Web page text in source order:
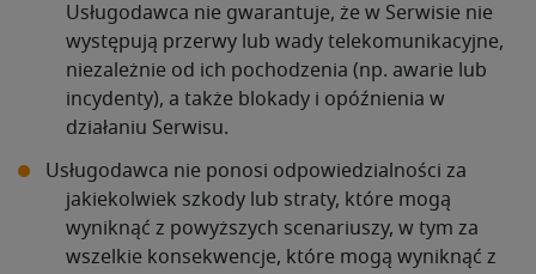
Usługodawca nie gwarantuje, że w Serwisie nie
występują przerwy lub wady telekomunikacyjne,
niezależnie od ich pochodzenia (np. awarie lub
incydenty), a także blokady i opóźnienia w
działaniu Serwisu.
Usługodawca nie ponosi odpowiedzialności za
jakiekolwiek szkody lub straty, które mogą
wyniknąć z powyższych scenariuszy, w tym za
wszelkie konsekwencje, które mogą wyniknąć z